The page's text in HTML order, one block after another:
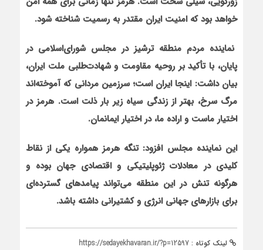
خواهد بود که امنیت ایران مقتدر به رسمیت شناخته شود.
نماینده مردم منطقه ترشیز در مجلس شورای‌اسلامی در
پایان، با تأکید بر روحیه مقاومت و شهادت‌طلبی ملت ایران،
بیان داشت: اینجا ایران است؛ سرزمین مردانی که آموخته‌اند
مرگ سرخ، بهتر از زندگی سیاه زیر بار ذلت است. هرمز در
اختیار ماست و اراده ما، در اختیار ایمانمان.
این نماینده مجلس افزود: تنگه هرمز همواره یکی از نقاط
کلیدی در معادلات ژئوپلیتیکی و اقتصادی جهان بوده و
هرگونه تنش در این منطقه می‌تواند پیامدهای گسترده‌ای
برای بازارهای جهانی انرژی و کشتیرانی داشته باشد.
لینک کوتاه : https://sedayekhavaran.ir/?p=12597